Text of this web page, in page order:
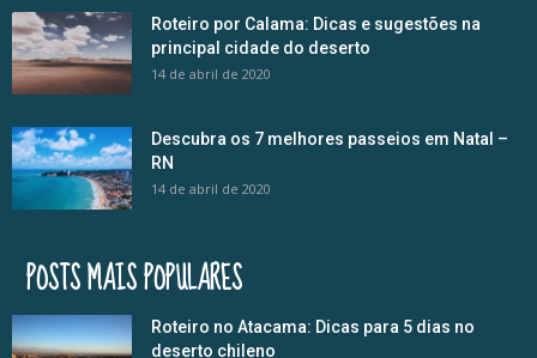
Roteiro por Calama: Dicas e sugestões na
principal cidade do deserto
14 de abril de 2020
Descubra os 7 melhores passeios em Natal –
RN
14 de abril de 2020
POSTS MAIS POPULARES
Roteiro no Atacama: Dicas para 5 dias no
deserto chileno